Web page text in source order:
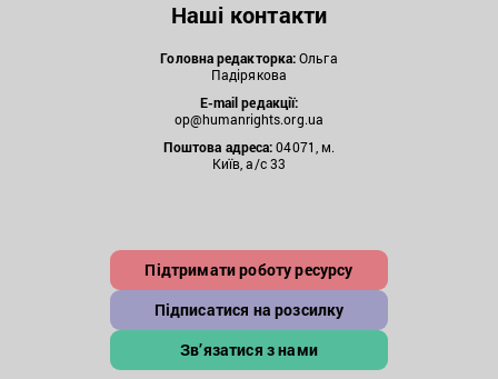
Наші контакти
Головна редакторка:Ольга
Падірякова
E-mail редакції:
op@humanrights.org.ua
Поштова адреса:04071, м.
Київ, а/с 33
Підтримати роботу ресурсу
Підписатися на розсилку
Зв’язатися з нами